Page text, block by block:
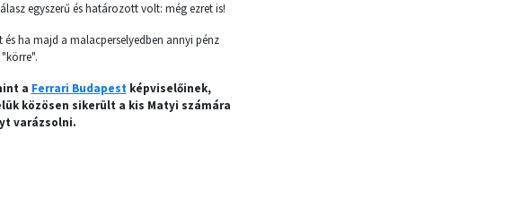
egyszerű és határozott volt: még ezret is!
ha majd a malacperselyedben annyi pénz
a Ferrari Budapestképviselőinek,
közösen sikerült a kis Matyi számára
varázsolni.